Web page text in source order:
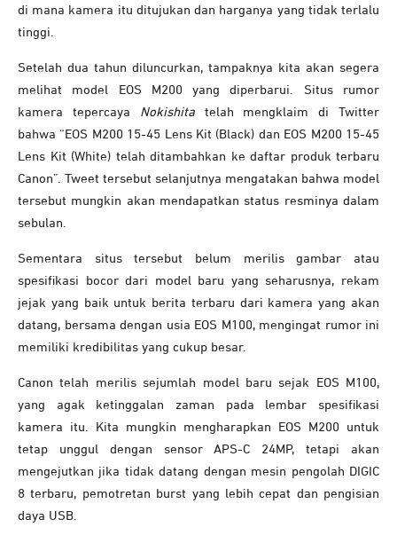
di mana kamera itu ditujukan dan harganya yang tidak terlalu
tinggi.
Setelah dua tahun diluncurkan, tampaknya kita akan segera
melihat model EOS M200 yang diperbarui. Situs rumor
kamera tepercaya Nokishita telah mengklaim di Twitter
bahwa “EOS M200 15-45 Lens Kit (Black) dan EOS M200 15-45
Lens Kit (White) telah ditambahkan ke daftar produk terbaru
Canon”. Tweet tersebut selanjutnya mengatakan bahwa model
tersebut mungkin akan mendapatkan status resminya dalam
sebulan.
Sementara situs tersebut belum merilis gambar atau
spesifikasi bocor dari model baru yang seharusnya, rekam
jejak yang baik untuk berita terbaru dari kamera yang akan
datang, bersama dengan usia EOS M100, mengingat rumor ini
memiliki kredibilitas yang cukup besar.
Canon telah merilis sejumlah model baru sejak EOS M100,
yang agak ketinggalan zaman pada lembar spesifikasi
kamera itu. Kita mungkin mengharapkan EOS M200 untuk
tetap unggul dengan sensor APS-C 24MP, tetapi akan
mengejutkan jika tidak datang dengan mesin pengolah DIGIC
8 terbaru, pemotretan burst yang lebih cepat dan pengisian
daya USB.